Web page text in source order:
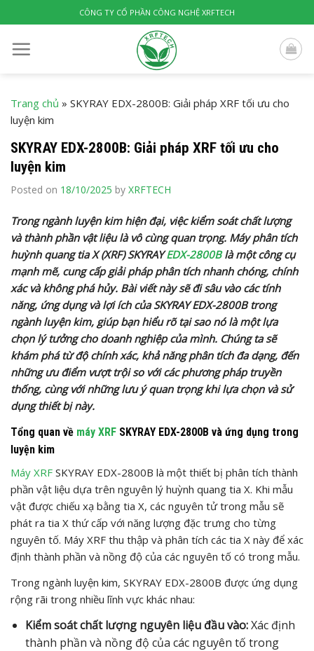
to
content
CÔNG TY CỔ PHẦN CÔNG NGHỆ XRFTECH
Trang chủ » SKYRAY EDX-2800B: Giải pháp XRF tối ưu cho
luyện kim
SKYRAY EDX-2800B: Giải pháp XRF tối ưu cho
luyện kim
Posted on 18/10/2025 by XRFTECH
Trong ngành luyện kim hiện đại, việc kiểm soát chất lượng
và thành phần vật liệu là vô cùng quan trọng. Máy phân tích
huỳnh quang tia X (XRF) SKYRAYEDX-2800Blà một công cụ
mạnh mẽ, cung cấp giải pháp phân tích nhanh chóng, chính
xác và không phá hủy. Bài viết này sẽ đi sâu vào các tính
năng, ứng dụng và lợi ích của SKYRAY EDX-2800B trong
ngành luyện kim, giúp bạn hiểu rõ tại sao nó là một lựa
chọn lý tưởng cho doanh nghiệp của mình. Chúng ta sẽ
khám phá từ độ chính xác, khả năng phân tích đa dạng, đến
những ưu điểm vượt trội so với các phương pháp truyền
thống, cùng với những lưu ý quan trọng khi lựa chọn và sử
dụng thiết bị này.
Tổng quan về máy XRF SKYRAY EDX-2800B và ứng dụng trong
luyện kim
Máy XRF SKYRAY EDX-2800B là một thiết bị phân tích thành
phần vật liệu dựa trên nguyên lý huỳnh quang tia X. Khi mẫu
vật được chiếu xạ bằng tia X, các nguyên tử trong mẫu sẽ
phát ra tia X thứ cấp với năng lượng đặc trưng cho từng
nguyên tố. Máy XRF thu thập và phân tích các tia X này để xác
định thành phần và nồng độ của các nguyên tố có trong mẫu.
Trong ngành luyện kim, SKYRAY EDX-2800B được ứng dụng
rộng rãi trong nhiều lĩnh vực khác nhau:
Kiểm soát chất lượng nguyên liệu đầu vào:Xác định
thành phần và nồng độ của các nguyên tố trong